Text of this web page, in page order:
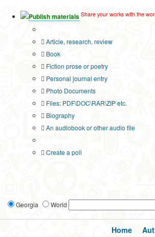
Publish materials Share your works with the
Article, research, review
Book
Fiction prose or poetry
Personal journal entry
Photo Documents
Files: PDF\DOC\RAR\ZIP etc.
Biography
An audiobook or other audio file
Create a poll
Georgia World
Home